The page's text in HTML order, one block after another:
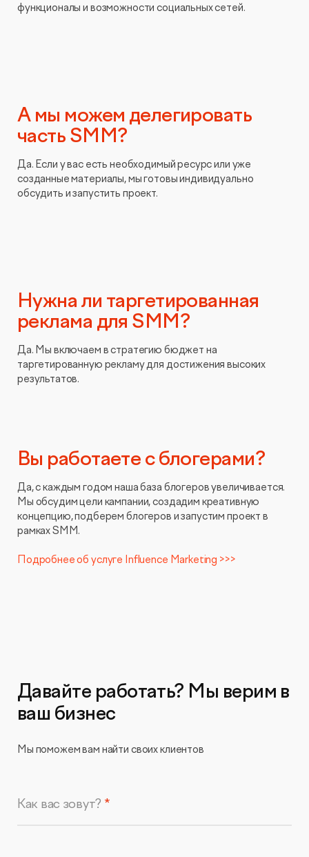
функционалы и возможности социальных сетей.
А мы можем делегировать
часть SMM?
Да. Если у вас есть необходимый ресурс или уже
созданные материалы, мы готовы индивидуально
обсудить и запустить проект.
Нужна ли таргетированная
реклама для SMM?
Да. Мы включаем в стратегию бюджет на
таргетированную рекламу для достижения высоких
результатов.
Вы работаете с блогерами?
Да, с каждым годом наша база блогеров увеличивается.
Мы обсудим цели кампании, создадим креативную
концепцию, подберем блогеров и запустим проект в
рамках SMM.
Подробнее об услуге Influence Marketing >>>
Давайте работать? Мы верим в
ваш бизнес
Мы поможем вам найти своих клиентов
Как вас зовут?